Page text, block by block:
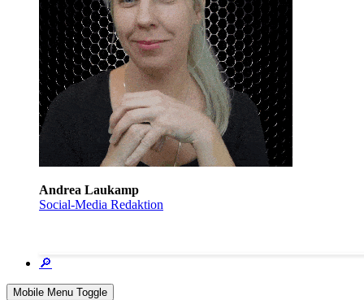
Andrea Laukamp
Social-Media Redaktion
🔎
Mobile Menu Toggle